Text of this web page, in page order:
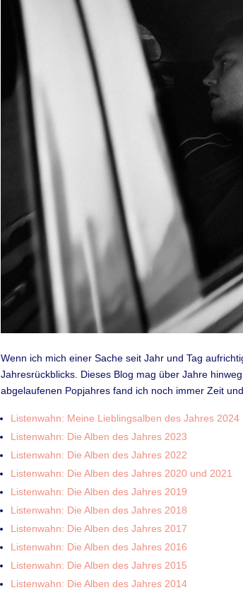
Wenn ich mich einer Sache seit Jahr und Tag
Jahresrückblicks. Dieses Blog mag über Jahre
abgelaufenen Popjahres fand ich noch immer Zeit
Listenwahn: Meine Lieblingsalben des Jahres 2024
Listenwahn: Die Alben des Jahres 2023
Listenwahn: Die Alben des Jahres 2022
Listenwahn: Die Alben des Jahres 2020 und 2021
Listenwahn: Die Alben des Jahres 2019
Listenwahn: Die Alben des Jahres 2018
Listenwahn: Die Alben des Jahres 2017
Listenwahn: Die Alben des Jahres 2016
Listenwahn: Die Alben des Jahres 2015
Listenwahn: Die Alben des Jahres 2014